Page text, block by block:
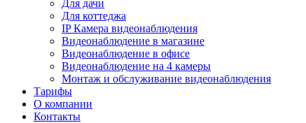
Для дачи
Для коттеджа
IP Камера видеонаблюдения
Видеонаблюдение в магазине
Видеонаблюдение в офисе
Видеонаблюдение на 4 камеры
Монтаж и обслуживание видеонаблюдения
Тарифы
О компании
Контакты